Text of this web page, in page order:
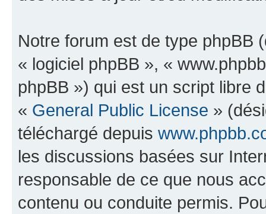
Notre forum est de type phpBB
« logiciel phpBB », «
phpBB ») qui est un script libre
« General Public License »
téléchargé depuis
les discussions basées sur
responsable de ce que nous
contenu ou conduite permis.